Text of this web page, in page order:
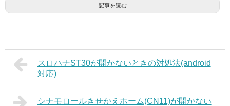
記事を読む
スロハナST30が開かないときの対処法(android
対応)
シナモロールきせかえホーム(CN11)が開かない